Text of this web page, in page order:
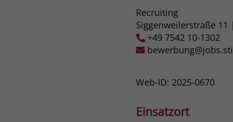
Recruiting
Siggenweilerstraße
+49 7542 10-1302
Web-ID: 2025-0670
Einsatzort